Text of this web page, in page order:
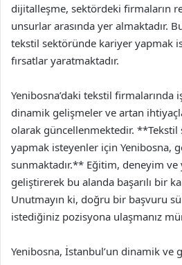
dijitalleşme, sektördeki firmaların
unsurlar arasında yer almaktadır.
tekstil sektöründe kariyer yapmak
fırsatlar yaratmaktadır.
Yenibosna’daki tekstil firmalarında
dinamik gelişmeler ve artan
olarak güncellenmektedir.
yapmak isteyenler için Yenibosna,
sunmaktadır.** Eğitim, deneyim
geliştirerek bu alanda başarılı bir
Unutmayın ki, doğru bir başvuru
istediğiniz pozisyona ulaşmanız
Yenibosna, İstanbul’un dinamik ve